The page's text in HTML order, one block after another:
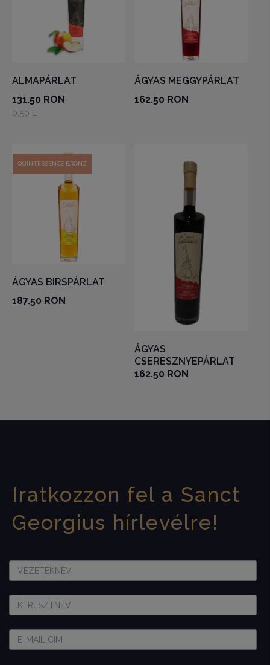
ALMAPÁRLAT
131.50 RON
0,50 L
ÁGYAS MEGGYPÁRLAT
162.50 RON
QUINTESSENCE BRONZ
ÁGYAS BIRSPÁRLAT
187.50 RON
ÁGYAS
CSERESZNYEPÁRLAT
162.50 RON
Iratkozzon fel a Sanct
Georgius hírlevélre!